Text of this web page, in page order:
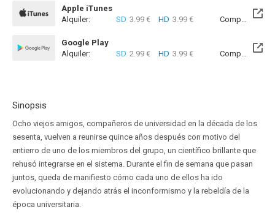
Apple iTunes
Alquiler:
SD 3.99 € HD 3.99 € Compra: SD
Google Play
Alquiler:
SD 2.99 € HD 3.99 € Compra: SD
Sinopsis
Ocho viejos amigos, compañeros de universidad en la década de los
sesenta, vuelven a reunirse quince años después con motivo del
entierro de uno de los miembros del grupo, un científico brillante que
rehusó integrarse en el sistema. Durante el fin de semana que pasan
juntos, queda de manifiesto cómo cada uno de ellos ha ido
evolucionando y dejando atrás el inconformismo y la rebeldía de la
época universitaria.